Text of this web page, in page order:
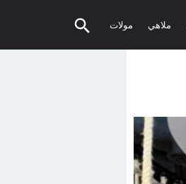
ملاهي مولات